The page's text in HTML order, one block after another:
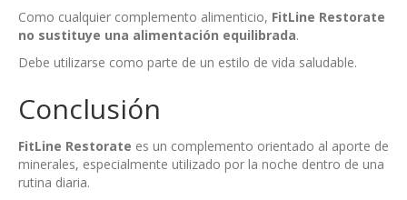
Como cualquier complemento alimenticio, FitLine Restorate
no sustituye una alimentación equilibrada.
Debe utilizarse como parte de un estilo de vida saludable.
Conclusión
FitLine Restorate es un complemento orientado al aporte de
minerales, especialmente utilizado por la noche dentro de una
rutina diaria.